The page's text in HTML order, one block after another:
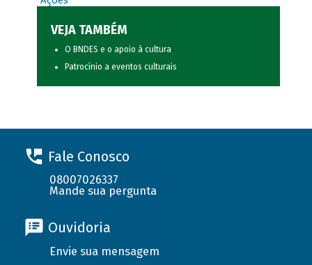
VEJA TAMBÉM
O BNDES e o apoio à cultura
Patrocínio a eventos culturais
Fale Conosco
08007026337
Mande sua pergunta
Ouvidoria
Envie sua mensagem